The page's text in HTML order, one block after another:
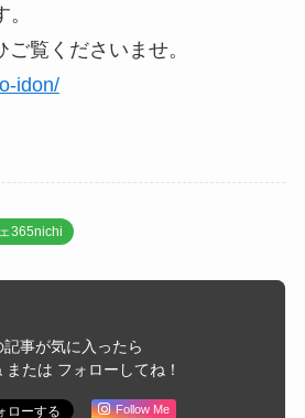
覧くださいませ。
idon/
365nichi
記事が気に入ったら
または フォローしてね！
Follow Me